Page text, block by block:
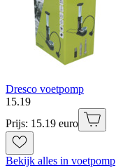
Dresco voetpomp
15.19
Prijs: 15.19 euro
Bekijk alles in voetpomp